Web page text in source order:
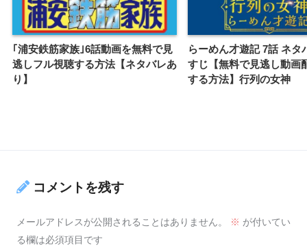
｢浦安鉄筋家族｣6話動画を無料で見
逃しフル視聴する方法【ネタバレあ
り】
らーめん才遊記 7話 ネタ
すじ【無料で見逃し動画
する方法】行列の女神
コメントを残す
メールアドレスが公開されることはありません。 ※ が付いてい
る欄は必須項目です